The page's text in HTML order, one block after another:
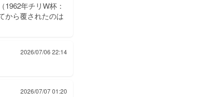
1962年チリW杯：
から覆されたのは
2026/07/06 22:14
2026/07/07 01:20